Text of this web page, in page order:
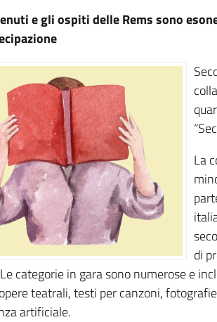
e gli ospiti delle Rems sono
La
di
categorie in gara sono numerose e
teatrali, testi per canzoni,
artificiale.